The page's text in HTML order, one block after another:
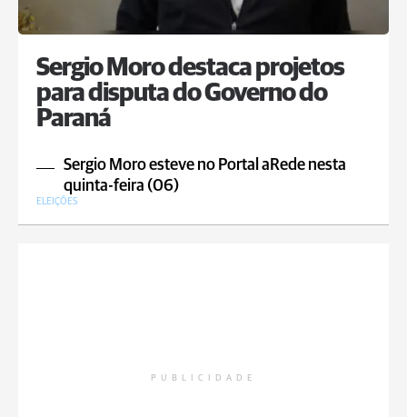
Sergio Moro destaca projetos
para disputa do Governo do
Paraná
Sergio Moro esteve no Portal aRede nesta
quinta-feira (06)
ELEIÇÕES
PUBLICIDADE